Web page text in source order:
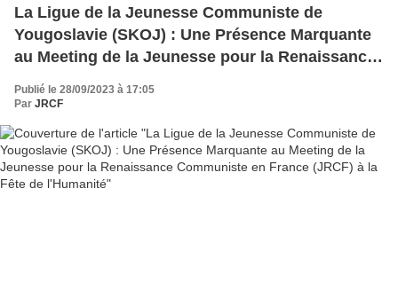
La Ligue de la Jeunesse Communiste de
Yougoslavie (SKOJ) : Une Présence Marquante
au Meeting de la Jeunesse pour la Renaissance
l'Humanité
Publié le 28/09/2023 à 17:05
Par JRCF